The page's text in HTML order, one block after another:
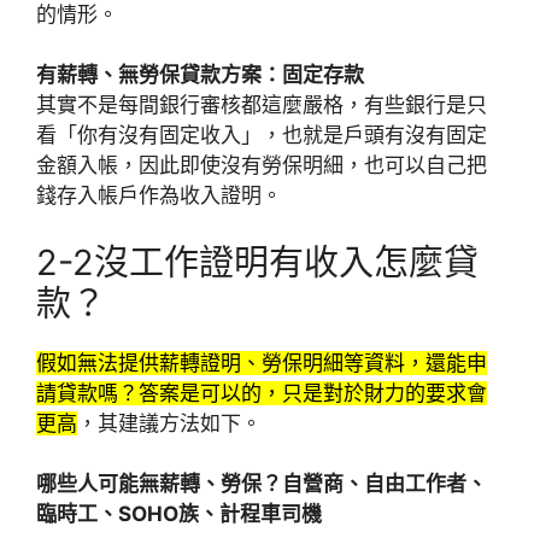
的情形。
有薪轉、無勞保貸款方案：固定存款
其實不是每間銀行審核都這麼嚴格，有些銀行是只
看「你有沒有固定收入」，也就是戶頭有沒有固定
金額入帳，因此即使沒有勞保明細，也可以自己把
錢存入帳戶作為收入證明。
2-2沒工作證明有收入怎麼貸
款？
假如無法提供薪轉證明、勞保明細等資料，還能申
請貸款嗎？答案是可以的，只是對於財力的要求會
更高 ，其建議方法如下。
哪些人可能無薪轉、勞保？ 自營商、自由工作者、
臨時工、SOHO族、計程車司機